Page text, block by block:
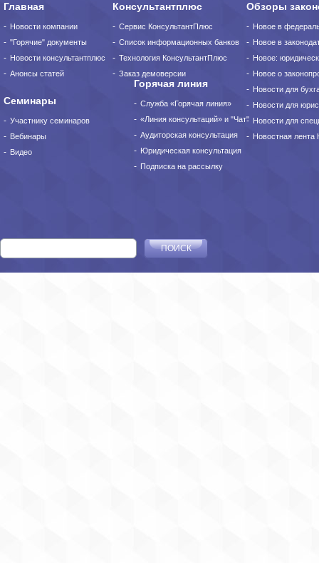
Главная
Новости компании
"Горячие" документы
Новости консультантплюс
Анонсы статей
Консультантплюс
Сервис КонсультантПлюс
Список информационных банков
Технология КонсультантПлюс
Заказ демоверсии
Обзоры
Новое в
Новое в
Новое:
Новое о
Новости для
Новости для
Новости для
Новостная лента
Горячая линия
Служба «Горячая линия»
«Линия консультаций» и "Чат"
Аудиторская консультация
Юридическая консультация
Подписка на рассылку
Семинары
Участнику семинаров
Вебинары
Видео